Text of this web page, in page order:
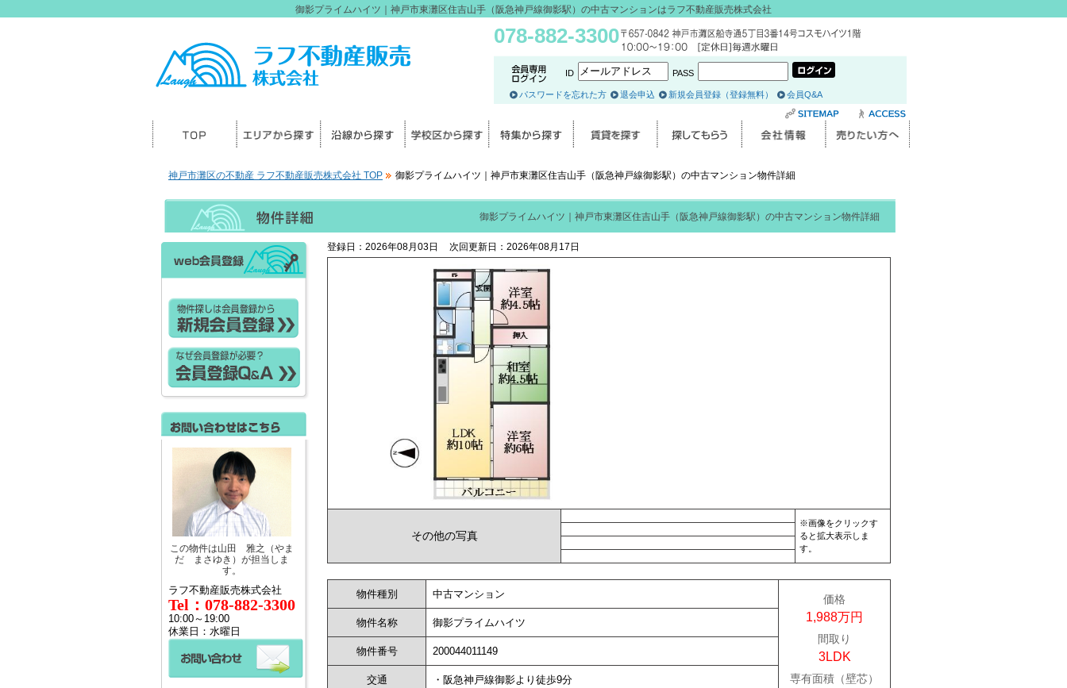
御影プライムハイツ｜神戸市東灘区住吉山手（阪急神戸線御影駅）の中古マンションはラフ不動産販売株式会社
078-882-3300
ID PASS
パスワードを忘れた方 退会申込 新規会員登録（登録無料） 会員Q&A
神戸市灘区の不動産 ラフ不動産販売株式会社 TOP 御影プライムハイツ｜神戸市東灘区住吉山手（阪急神戸線御影駅）の中古マンション物件詳細
御影プライムハイツ｜神戸市東灘区住吉山手（阪急神戸線御影駅）の中古マンション物件詳細
この物件は山田 雅之（やま
だ まさゆき）が担当しま
す。
ラフ不動産販売株式会社
Tel：078-882-3300
10:00～19:00
休業日：水曜日
登録日：2026年08月03日 次回更新日：2026年08月17日
その他の写真
※画像をクリックす
ると拡大表示しま
す。
物件種別 中古マンション 価格
1,988万円
間取り
3LDK
専有面積（壁芯）
物件名称 御影プライムハイツ
物件番号 200044011149
交通 ・阪急神戸線御影より徒歩9分